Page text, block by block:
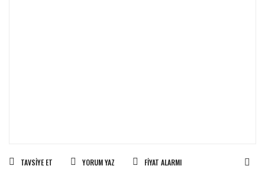
TAVSIYE ET YORUM YAZ FIYAT ALARMI